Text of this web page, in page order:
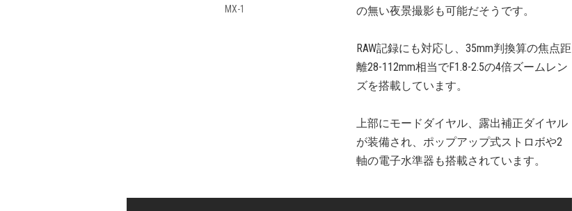
MX-1
の無い夜景撮影も可能だそうです。
RAW記録にも対応し、35mm判換算の焦点距
離28-112mm相当でF1.8-2.5の4倍ズームレン
ズを搭載しています。
上部にモードダイヤル、露出補正ダイヤル
が装備され、ポップアップ式ストロボや2
軸の電子水準器も搭載されています。